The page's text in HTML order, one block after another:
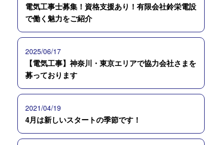
電気工事士募集！資格支援あり！有限会社鈴栄電設
で働く魅力をご紹介
2025/06/17
【電気工事】神奈川・東京エリアで協力会社さまを
募っております
2021/04/19
4月は新しいスタートの季節です！